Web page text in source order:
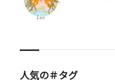
人気の＃タグ